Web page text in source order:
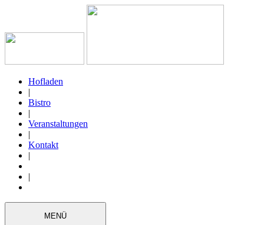
Hofladen
|
Bistro
|
Veranstaltungen
|
Kontakt
|
|
MENÜ